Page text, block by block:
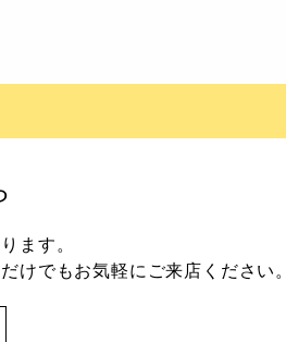
ます。
けでもお気軽にご来店ください。